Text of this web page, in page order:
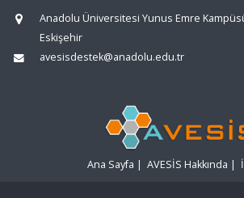
Anadolu Üniversitesi Yunus Emre
Eskişehir
avesisdestek@anadolu.edu.tr
Ana Sayfa | AVESİS Hakkında |